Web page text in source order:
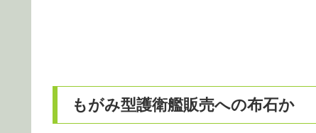
もがみ型護衛艦販売への布石か